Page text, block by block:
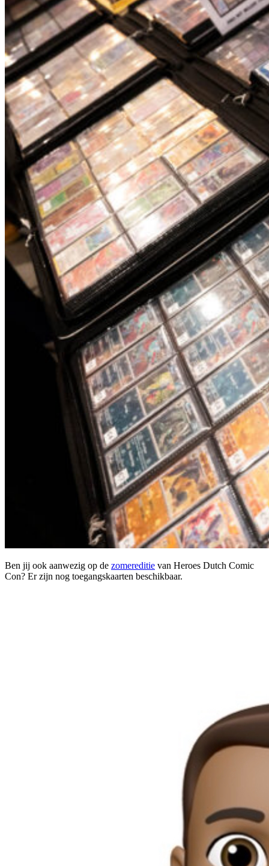
Ben jij ook aanwezig op de zomereditie van Heroes Dutch Comic
Con? Er zijn nog toegangskaarten beschikbaar.